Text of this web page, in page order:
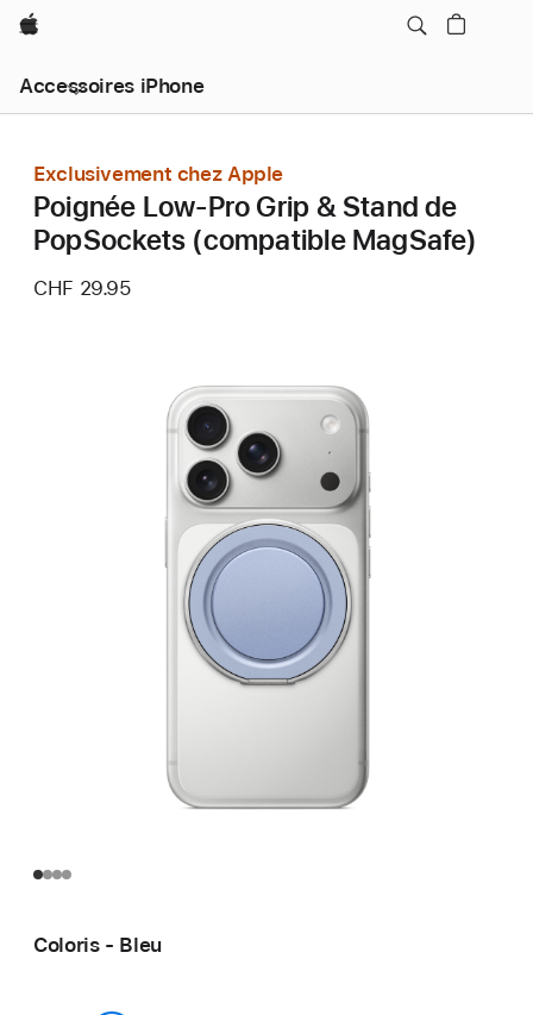
Apple
Accessoires iPhone
Exclusivement chez Apple
Poignée Low-Pro Grip & Stand de
PopSockets (compatible MagSafe)
CHF 29.95
Coloris - Bleu